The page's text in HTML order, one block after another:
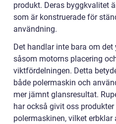
produkt. Deras byggkvalitet
som är konstruerade för
användning.
Det handlar inte bara om det
såsom motorns placering
viktfördelningen. Detta
både polermaskin och
mer jämnt glansresultat.
har också givit oss
polermaskinen, vilket